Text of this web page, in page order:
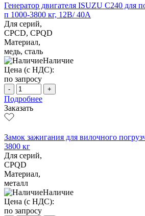
Генератор двигателя ISUZU C240 для
п 1000-3800 кг, 12В/ 40A
Для серий,
CPCD, CPQD
Материал,
медь, сталь
Наличие
Цена (с НДС):
по запросу
- +
Подробнее
Заказать
Замок зажигания для вилочного
3800 кг
Для серий,
CPQD
Материал,
металл
Наличие
Цена (с НДС):
по запросу